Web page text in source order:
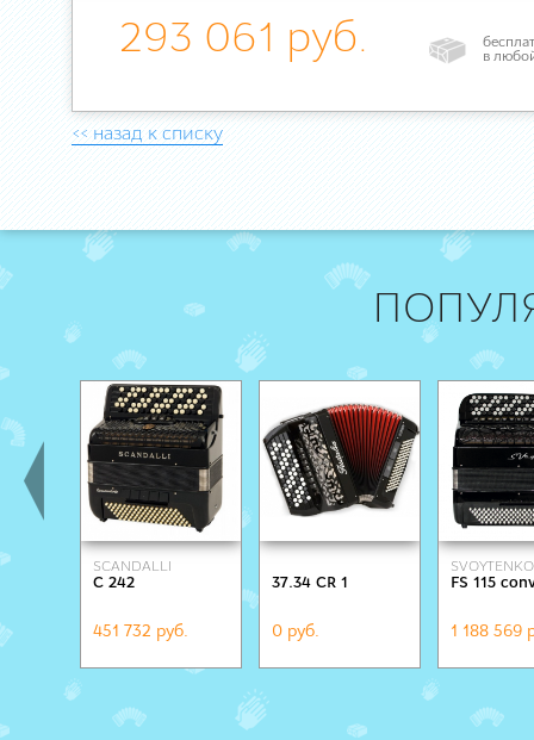
293 061 руб.
в
<< назад к списку
SCANDALLI
C 242
451 732 руб.
37.34 CR 1
0 руб.
SVOYTENKO
FS 115
1 188 569